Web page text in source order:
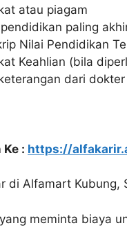
atau piagam
paling
Nilai Pendidikan
Keahlian (bila
dari dokter
: https://
di Alfamart
meminta biaya